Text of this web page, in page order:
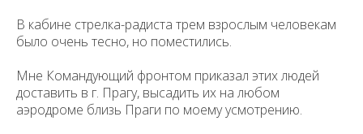
В кабине стрелка-радиста трем взрослым человекам
было очень тесно, но поместились.
Мне Командующий фронтом приказал этих людей
доставить в г. Пра­гу, высадить их на любом
аэродроме близь Праги по моему усмотрению.